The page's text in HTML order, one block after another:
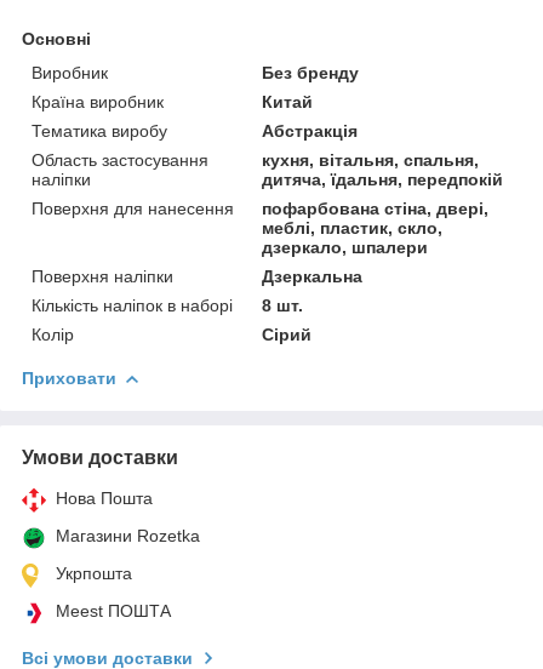
Основні
Виробник
Без бренду
Країна виробник
Китай
Тематика виробу
Абстракція
Область застосування
наліпки
кухня, вітальня, спальня,
дитяча, їдальня, передпокій
Поверхня для нанесення
пофарбована стіна, двері,
меблі, пластик, скло,
дзеркало, шпалери
Поверхня наліпки
Дзеркальна
Кількість наліпок в наборі
8 шт.
Колір
Сірий
Приховати
Умови доставки
Нова Пошта
Магазини Rozetka
Укрпошта
Meest ПОШТА
Всі умови доставки